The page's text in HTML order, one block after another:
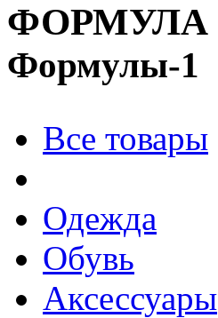
ФОРМУЛА
Формулы-1
Все товары
Одежда
Обувь
Аксессуары